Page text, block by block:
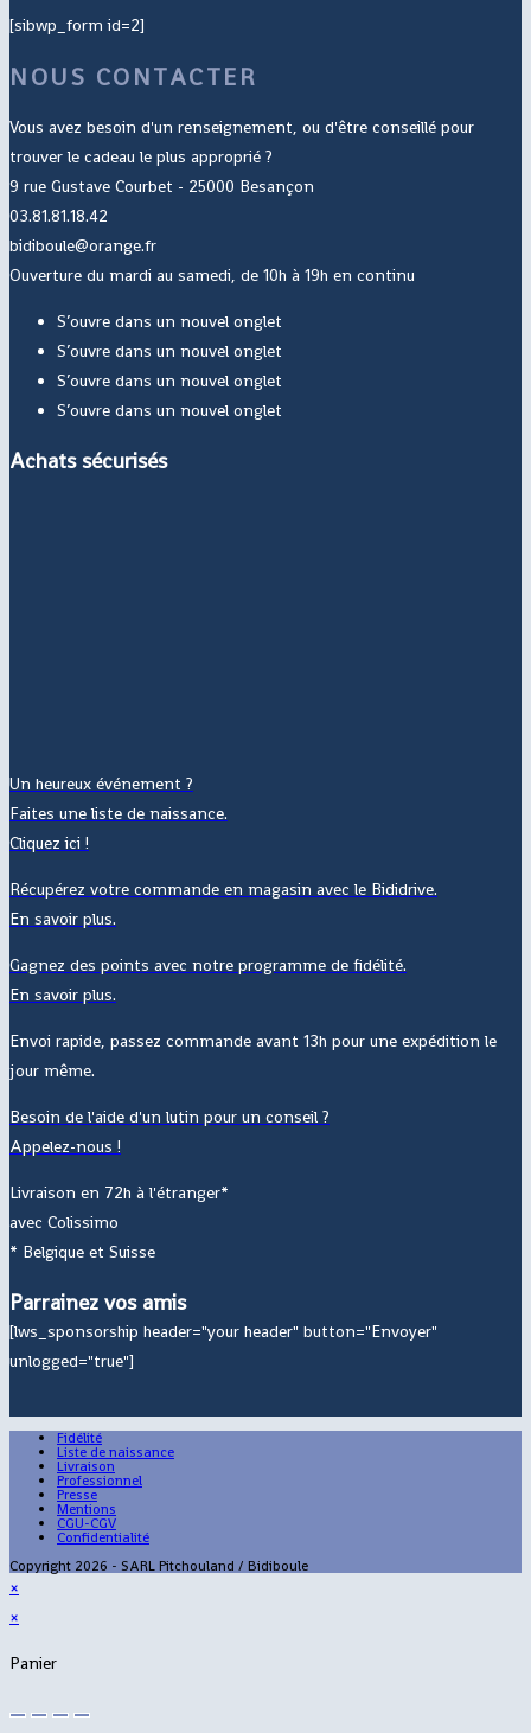
[sibwp_form id=2]
NOUS CONTACTER
Vous avez besoin d'un renseignement, ou d'être conseillé pour
trouver le cadeau le plus approprié ?
9 rue Gustave Courbet - 25000 Besançon
03.81.81.18.42
bidiboule@orange.fr
Ouverture du mardi au samedi, de 10h à 19h en continu
S’ouvre dans un nouvel onglet
S’ouvre dans un nouvel onglet
S’ouvre dans un nouvel onglet
S’ouvre dans un nouvel onglet
Achats sécurisés
Un heureux événement ?
Faites une liste de naissance.
Cliquez ici !
Récupérez votre commande en magasin avec le Bididrive.
En savoir plus.
Gagnez des points avec notre programme de fidélité.
En savoir plus.
Envoi rapide, passez commande avant 13h pour une expédition le
jour même.
Besoin de l'aide d'un lutin pour un conseil ?
Appelez-nous !
Livraison en 72h à l'étranger*
avec Colissimo
* Belgique et Suisse
Parrainez vos amis
[lws_sponsorship header="your header" button="Envoyer"
unlogged="true"]
Fidélité
Liste de naissance
Livraison
Professionnel
Presse
Mentions
CGU-CGV
Confidentialité
Copyright 2026 - SARL Pitchouland / Bidiboule
×
×
Panier